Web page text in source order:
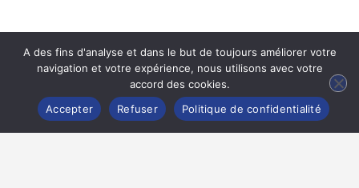
A des fins d'analyse et dans le but de toujours améliorer votre
navigation et votre expérience, nous utilisons avec votre
accord des cookies.
Accepter
Refuser Politique de confidentialité